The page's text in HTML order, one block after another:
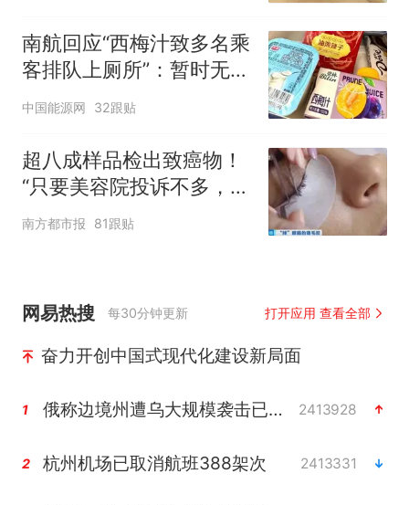
南航回应“西梅汁致多名乘
客排队上厕所”：暂时无法
核查是否发放西梅汁
中国能源网 32跟贴
超八成样品检出致癌物！
“只要美容院投诉不多，店
家就不会更换产品”
南方都市报 81跟贴
网易热搜 每30分钟更新 打开应用 查看全部
奋力开创中国式现代化建设新局面
1 俄称边境州遭乌大规模袭击已致13伤 2413928
2 杭州机场已取消航班388架次 2413331